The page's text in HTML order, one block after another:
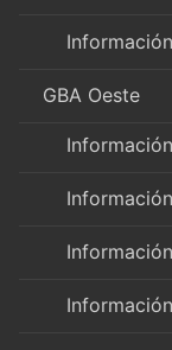
GBA Oeste